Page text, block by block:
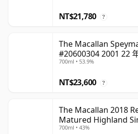
NT$21,780 ?
The Macallan
#20600304 2001 22
700ml • 53.9%
NT$23,600 ?
The Macallan 2018
Matured Highland
700ml • 43%